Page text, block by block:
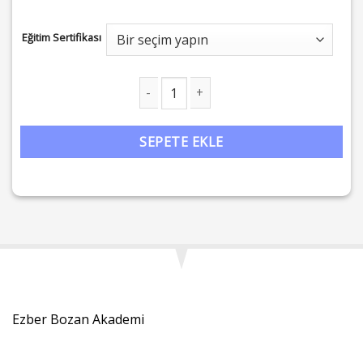
Eğitim Sertifikası
SEPETE EKLE
Ezber Bozan Akademi